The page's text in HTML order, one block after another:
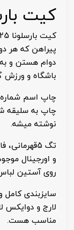
کیت
پیراهن که هر
دوام هستن و
باشگاه و
چاپ اسم
چاپ به سلیقه
نوشته میشه.
تگ
و اورجینال
روی آستین
سایزبندی
مناسب هست.